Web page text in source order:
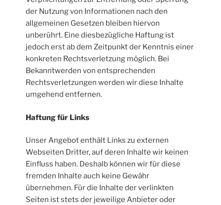
der Nutzung von Informationen nach den
allgemeinen Gesetzen bleiben hiervon
unberührt. Eine diesbezügliche Haftung ist
jedoch erst ab dem Zeitpunkt der Kenntnis einer
konkreten Rechtsverletzung möglich. Bei
Bekanntwerden von entsprechenden
Rechtsverletzungen werden wir diese Inhalte
umgehend entfernen.
Haftung für Links
Unser Angebot enthält Links zu externen
Webseiten Dritter, auf deren Inhalte wir keinen
Einfluss haben. Deshalb können wir für diese
fremden Inhalte auch keine Gewähr
übernehmen. Für die Inhalte der verlinkten
Seiten ist stets der jeweilige Anbieter oder